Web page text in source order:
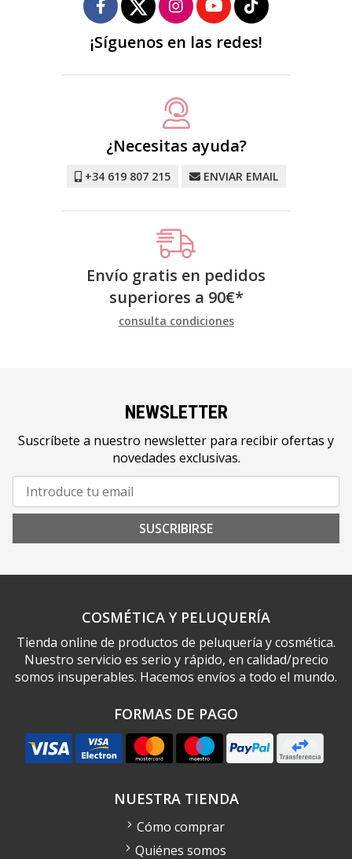
¡Síguenos en las redes!
¿Necesitas ayuda?
+34 619 807 215 ENVIAR EMAIL
Envío gratis en pedidos
superiores a 90€*
consulta condiciones
NEWSLETTER
Suscríbete a nuestro newsletter para recibir ofertas y
novedades exclusivas.
SUSCRIBIRSE
COSMÉTICA Y PELUQUERÍA
Tienda online de productos de peluquería y cosmética.
Nuestro servicio es serio y rápido, en calidad/precio
somos insuperables. Hacemos envíos a todo el mundo.
FORMAS DE PAGO
NUESTRA TIENDA
Cómo comprar
Quiénes somos